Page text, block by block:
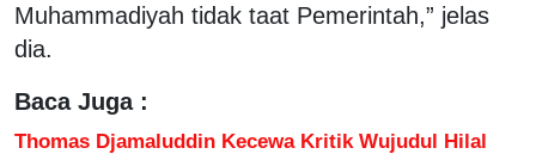
Muhammadiyah tidak taat Pemerintah,” jelas
dia.
Baca Juga :
Thomas Djamaluddin Kecewa Kritik Wujudul Hilal